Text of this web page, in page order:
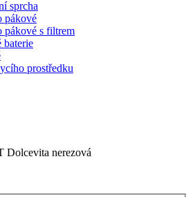
sprcha
pákové
pákové s filtrem
baterie
prostředku
Dolcevita nerezová